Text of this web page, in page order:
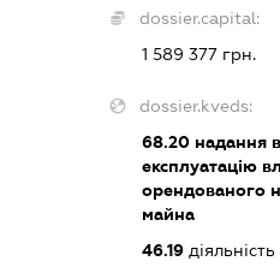
dossier.capital:
1 589 377 грн.
dossier.kveds:
68.20надання
експлуатацію
орендованого
майна
46.19